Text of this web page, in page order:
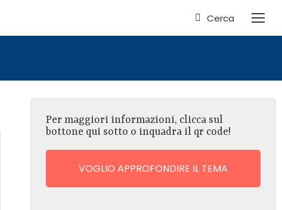
Cerca
Per maggiori informazioni, clicca sul
bottone qui sotto o inquadra il qr code!
VOGLIO APPROFONDIRE IL TEMA